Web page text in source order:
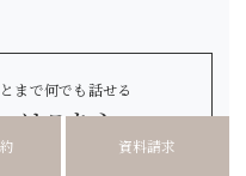
まで何でも話せる
はこちら
資料請求